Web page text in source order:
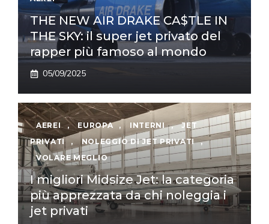
THE NEW AIR DRAKE CA$TLE IN
THE SKY: il super jet privato del
rapper più famoso al mondo
05/09/2025
AEREI , EUROPA , INTERNI ,
JET
PRIVATI
, NOLEGGIO DI JET PRIVATI
,
VOLARE MEGLIO
I migliori Midsize Jet: la categoria
più apprezzata da chi noleggia i
jet privati